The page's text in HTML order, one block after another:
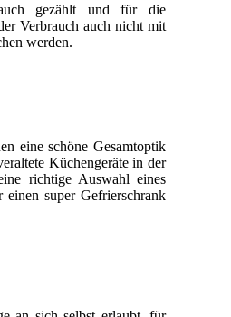
gezählt und für die
Verbrauch auch nicht mit
werden.
eine schöne Gesamtoptik
Küchengeräte in der
richtige Auswahl eines
super Gefrierschrank